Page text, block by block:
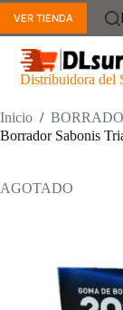
Saltar
contenido
VER TIENDA
Distribuidora del
Inicio /
Borrador Sabonis
AGOTADO